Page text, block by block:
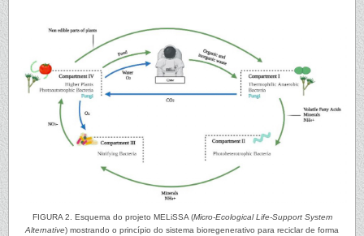
FIGURA 2. Esquema do projeto MELiSSA (Micro-Ecological Life-Support System
Alternative) mostrando o princípio do sistema bioregenerativo para reciclar de forma